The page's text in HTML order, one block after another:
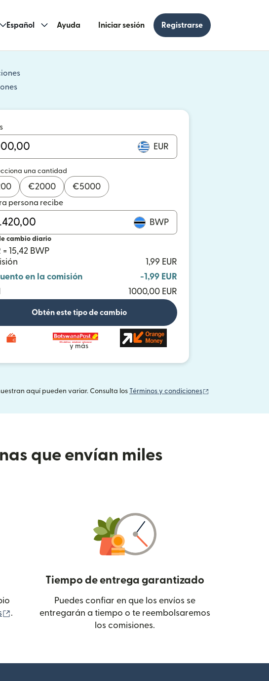
Español Ayuda Iniciar sesión Registrarse
(se abre en una ventana nueva)
(se abre en una ventana nueva)
EUR
una cantidad
€2000 €5000
persona recibe
BWP
cambio diario
= 15,42 BWP
1,99 EUR
en la comisión
-1,99 EUR
1000,00 EUR
Obtén este tipo de cambio
y más
aquí pueden variar. Consulta los Términos y condiciones
que envían miles
(se abre en una ventana nueva)
.
Tiempo de entrega garantizado
Puedes confiar en que los envíos se
entregarán a tiempo o te reembolsaremos
los comisiones.